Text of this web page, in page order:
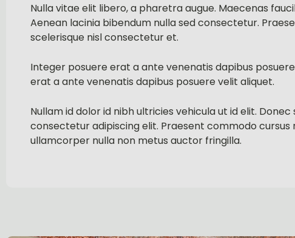
Nulla vitae elit libero, a pharetra augue. Maecenas
Aenean lacinia bibendum nulla sed consectetur.
scelerisque nisl consectetur et.
Integer posuere erat a ante venenatis dapibus
erat a ante venenatis dapibus posuere velit aliquet.
Nullam id dolor id nibh ultricies vehicula ut id elit.
consectetur adipiscing elit. Praesent commodo
ullamcorper nulla non metus auctor fringilla.